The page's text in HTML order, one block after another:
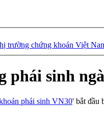
trường chứng khoán Việt
sinh
phái sinh VN30' bắt đầu